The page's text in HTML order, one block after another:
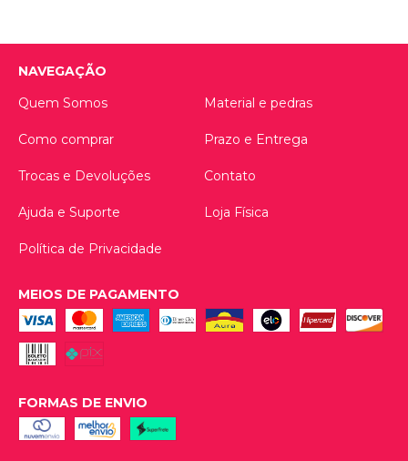
NAVEGAÇÃO
Quem Somos
Material e pedras
Como comprar Prazo e Entrega
Trocas e Devoluções Contato
Ajuda e Suporte Loja Física
Política de Privacidade
MEIOS DE PAGAMENTO
FORMAS DE ENVIO